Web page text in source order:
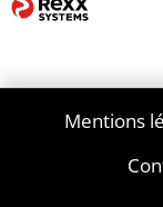
Mentions